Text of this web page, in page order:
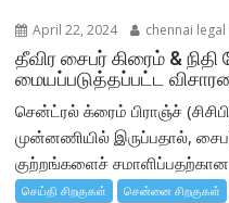
April 22, 2024 chennai
தீவிர சைபர் கிரைம் &
மையப்படுத்தப்பட்ட
சென்ட்ரல் க்ரைம் பிராஞ்ச்
முன்னணியில் இருப்பதால்,
குற்றங்களைச்
செய்தி சிறகுகள் சென்னை சிறகுகள்